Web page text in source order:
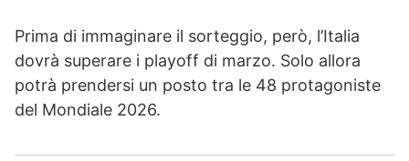
Prima di immaginare il sorteggio, però, l’Italia
dovrà superare i playoff di marzo. Solo allora
potrà prendersi un posto tra le 48 protagoniste
del Mondiale 2026.